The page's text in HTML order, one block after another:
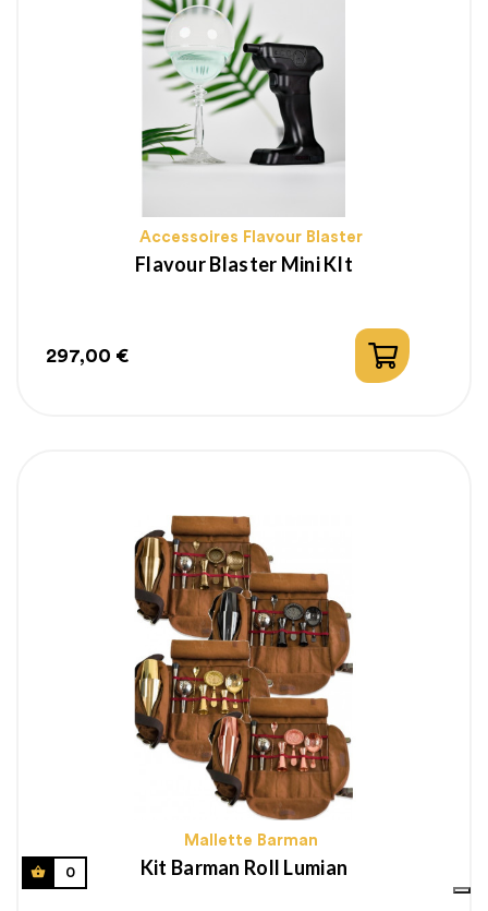
Accessoires Flavour Blaster
Flavour Blaster Mini KIt
297,00 €
Mallette Barman
Kit Barman Roll Lumian
0